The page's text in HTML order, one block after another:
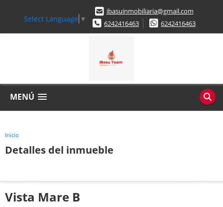
Select Language ▼
ibasuinmobiliaria@gmail.com
6242416463
6242416463
MENÚ
Inicio
Detalles del inmueble
Vista Mare B